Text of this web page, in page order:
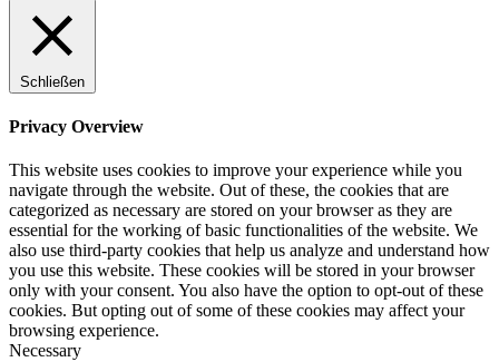
Schließen
Privacy Overview
This website uses cookies to improve your experience while you
navigate through the website. Out of these, the cookies that are
categorized as necessary are stored on your browser as they are
essential for the working of basic functionalities of the website. We
also use third-party cookies that help us analyze and understand how
you use this website. These cookies will be stored in your browser
only with your consent. You also have the option to opt-out of these
cookies. But opting out of some of these cookies may affect your
browsing experience.
Necessary